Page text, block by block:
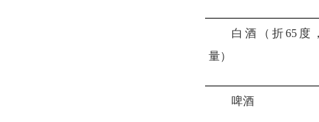
白酒（折65度
量）
啤酒